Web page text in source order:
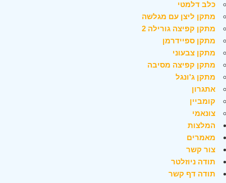
כלב דלמטי
מתקן ליצן עם מגלשה
מתקן קפיצה גורילה 2
מתקן ספיידרמן
מתקן צבעוני
מתקן קפיצה מסיבה
מתקן ג'ונגל
אתגרון
קומביין
צונאמי
המלצות
מאמרים
צור קשר
תודה ניוזלטר
תודה דף קשר